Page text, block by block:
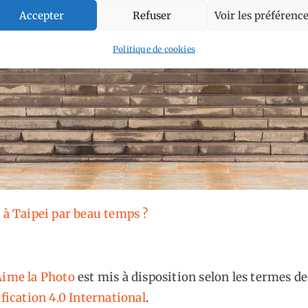
Accepter Refuser Voir les
Politique de cookies
Taipei par beau temps ?
la Photoest mis à disposition selon les termes
4.0 International.